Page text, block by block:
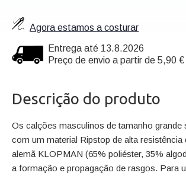
Agora estamos a costurar
Entrega até 13.8.2026
Preço de envio a partir de 5,90 €
Descrição do produto
Os calções masculinos de tamanho grande
com um material Ripstop de alta resistência
alemã KLOPMAN (65% poliéster, 35%
a formação e propagação de rasgos. Para